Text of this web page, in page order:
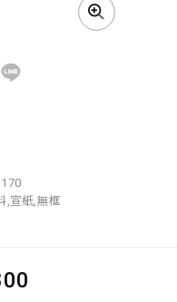
,宣紙,無框